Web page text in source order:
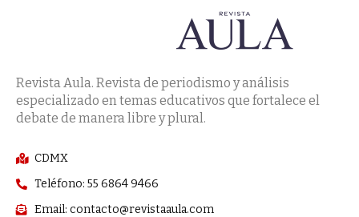
Revista Aula. Revista de periodismo y análisis
especializado en temas educativos que fortalece el
debate de manera libre y plural.
CDMX
Teléfono: 55 6864 9466
Email: contacto@revistaaula.com